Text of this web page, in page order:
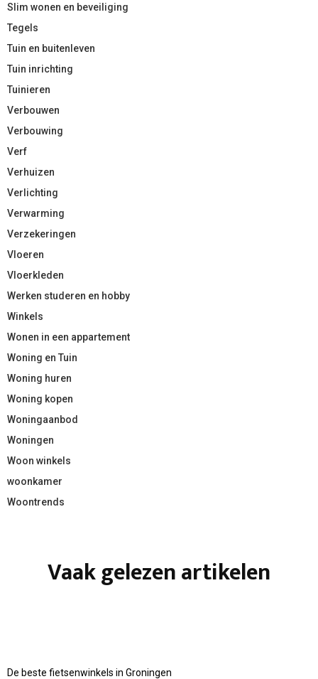
Slim wonen en beveiliging
Tegels
Tuin en buitenleven
Tuin inrichting
Tuinieren
Verbouwen
Verbouwing
Verf
Verhuizen
Verlichting
Verwarming
Verzekeringen
Vloeren
Vloerkleden
Werken studeren en hobby
Winkels
Wonen in een appartement
Woning en Tuin
Woning huren
Woning kopen
Woningaanbod
Woningen
Woon winkels
woonkamer
Woontrends
Vaak gelezen artikelen
De beste fietsenwinkels in Groningen